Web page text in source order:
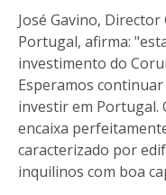
José Gavino,
Portugal, afirma:
investimento do
Esperamos
investir em Portugal.
encaixa
caracterizado por
inquilinos com boa